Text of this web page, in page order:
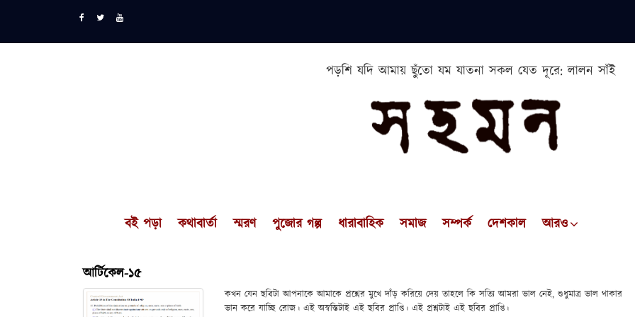
পড়শি যদি আমায় ছুঁতো যম যাতনা সকল যেত দূরে: লালন সাঁই
বই পড়া কথাবার্তা স্মরণ পুজোর গল্প ধারাবাহিক সমাজ সম্পর্ক দেশকাল আরও
আর্টিকেল-১৫
কখন যেন ছবিটা আপনাকে আমাকে প্রশ্নের মুখে দাঁড় করিয়ে দেয় তাহলে কি সত্যি আমরা ভাল নেই, শুধুমাত্র ভাল থাকার
ভান করে যাচ্ছি রোজ। এই অস্বস্তিটাই এই ছবির প্রাপ্তি। এই প্রশ্নটাই এই ছবির প্রাপ্তি।